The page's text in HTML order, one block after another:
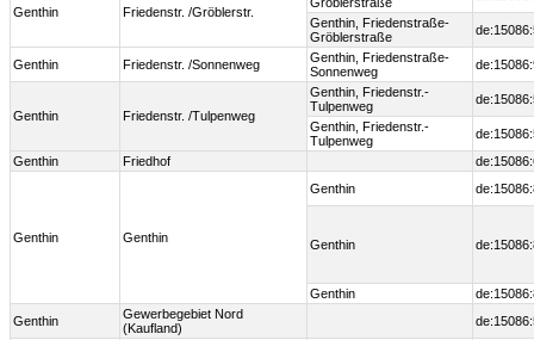
Genthin Friedenstr. /Gröblerstr.
Genthin, Friedenstraße-
Gröblerstraße
Genthin Friedenstr. /Sonnenweg
Genthin, Friedenstraße-
Sonnenweg
Genthin Friedenstr. /Tulpenweg
Genthin, Friedenstr.-
Tulpenweg
Genthin, Friedenstr.-
Tulpenweg
Genthin
Friedhof
Genthin Genthin
Genthin
Genthin
Genthin
Genthin
Gewerbegebiet Nord
(Kaufland)